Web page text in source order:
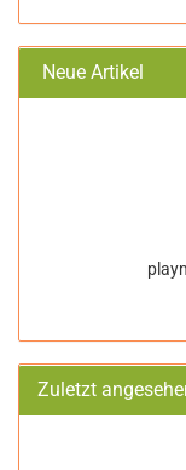
Neue Artikel
Zuletzt